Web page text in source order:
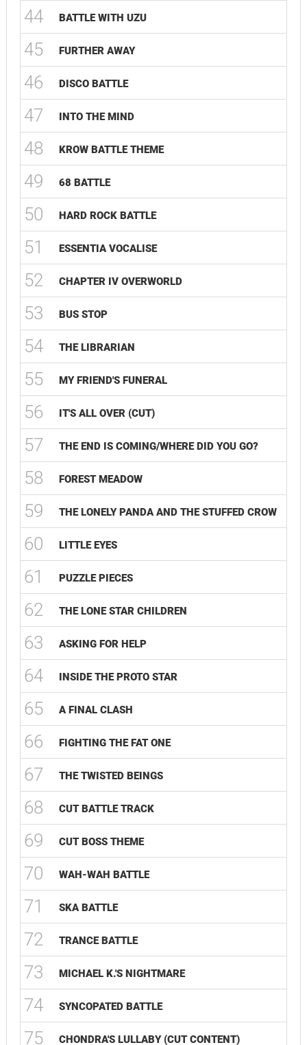
44 BATTLE WITH UZU
45 FURTHER AWAY
46 DISCO BATTLE
47 INTO THE MIND
48 KROW BATTLE THEME
49 68 BATTLE
50 HARD ROCK BATTLE
51 ESSENTIA VOCALISE
52 CHAPTER IV OVERWORLD
53 BUS STOP
54 THE LIBRARIAN
55 MY FRIEND'S FUNERAL
56 IT'S ALL OVER (CUT)
57 THE END IS COMING/WHERE DID YOU GO?
58 FOREST MEADOW
59 THE LONELY PANDA AND THE STUFFED CROW
60 LITTLE EYES
61 PUZZLE PIECES
62 THE LONE STAR CHILDREN
63 ASKING FOR HELP
64 INSIDE THE PROTO STAR
65 A FINAL CLASH
66 FIGHTING THE FAT ONE
67 THE TWISTED BEINGS
68 CUT BATTLE TRACK
69 CUT BOSS THEME
70 WAH-WAH BATTLE
71 SKA BATTLE
72 TRANCE BATTLE
73 MICHAEL K.'S NIGHTMARE
74 SYNCOPATED BATTLE
75 CHONDRA'S LULLABY (CUT CONTENT)